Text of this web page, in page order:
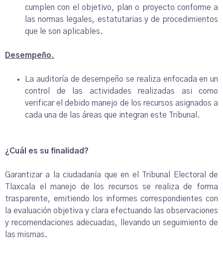
cumplen con el objetivo, plan o proyecto conforme a
las normas legales, estatutarias y de procedimientos
que le son aplicables.
Desempeño.
La auditoría de desempeño se realiza enfocada en un
control de las actividades realizadas asi como
verificar el debido manejo de los recursos asignados a
cada una de las áreas que integran este Tribunal.
¿Cuál es su finalidad?
Garantizar a la ciudadanía que en el Tribunal Electoral de
Tlaxcala el manejo de los recursos se realiza de forma
trasparente, emitiendo los informes correspondientes con
la evaluación objetiva y clara efectuando las observaciones
y recomendaciones adecuadas, llevando un seguimiento de
las mismas.